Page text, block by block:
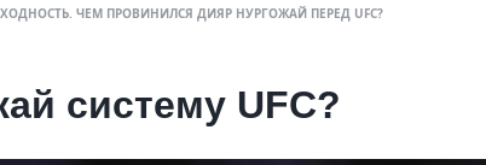
ЧЕМ ПРОВИНИЛСЯ ДИЯР НУРГОЖАЙ ПЕРЕД UFC?
систему UFC?